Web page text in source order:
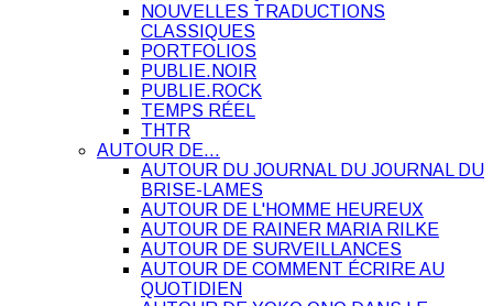
NOUVELLES TRADUCTIONS
CLASSIQUES
PORTFOLIOS
PUBLIE.NOIR
PUBLIE.ROCK
TEMPS RÉEL
THTR
AUTOUR DE…
AUTOUR DU JOURNAL DU JOURNAL DU
BRISE-LAMES
AUTOUR DE L'HOMME HEUREUX
AUTOUR DE RAINER MARIA RILKE
AUTOUR DE SURVEILLANCES
AUTOUR DE COMMENT ÉCRIRE AU
QUOTIDIEN